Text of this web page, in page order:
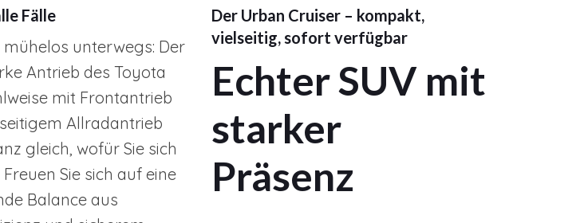
Fälle
unterwegs: Der
Antrieb des Toyota
mit Frontantrieb
Allradantrieb
gleich, wofür Sie sich
Sie sich auf eine
Balance aus
Der Urban Cruiser – kompakt,
vielseitig, sofort verfügbar
Echter SUV mit
starker
Präsenz